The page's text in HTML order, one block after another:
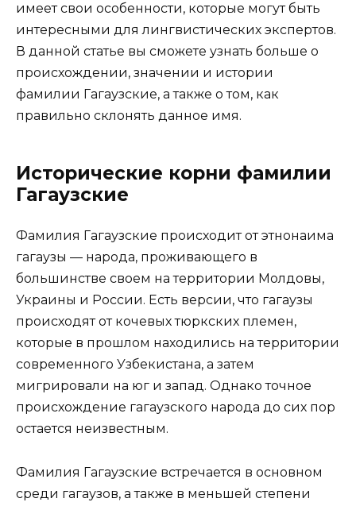
имеет свои особенности, которые могут быть
интересными для лингвистических экспертов.
В данной статье вы сможете узнать больше о
происхождении, значении и истории
фамилии Гагаузские, а также о том, как
правильно склонять данное имя.
Исторические корни фамилии
Гагаузские
Фамилия Гагаузские происходит от этнонаима
гагаузы — народа, проживающего в
большинстве своем на территории Молдовы,
Украины и России. Есть версии, что гагаузы
происходят от кочевых тюркских племен,
которые в прошлом находились на территории
современного Узбекистана, а затем
мигрировали на юг и запад. Однако точное
происхождение гагаузского народа до сих пор
остается неизвестным.
Фамилия Гагаузские встречается в основном
среди гагаузов, а также в меньшей степени